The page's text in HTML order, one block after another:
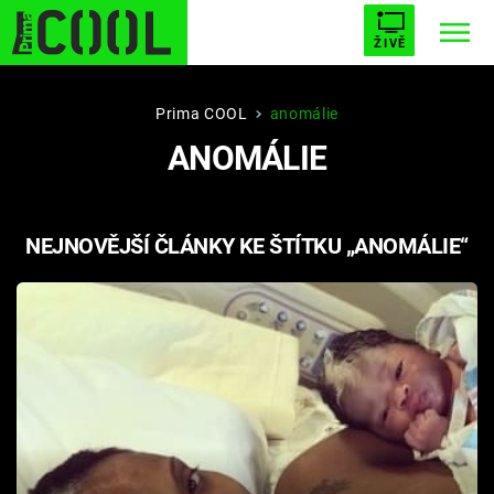
ŽIVĚ
STARHOUSE BUFFY, PŘEMOŽITELKA UPÍRŮ
PLNEJ KOTEL AVENGERS 5
Témata
Hry
Prima COOL anomálie
ANOMÁLIE
NEJNOVĚJŠÍ ČLÁNKY KE ŠTÍTKU „ANOMÁLIE“